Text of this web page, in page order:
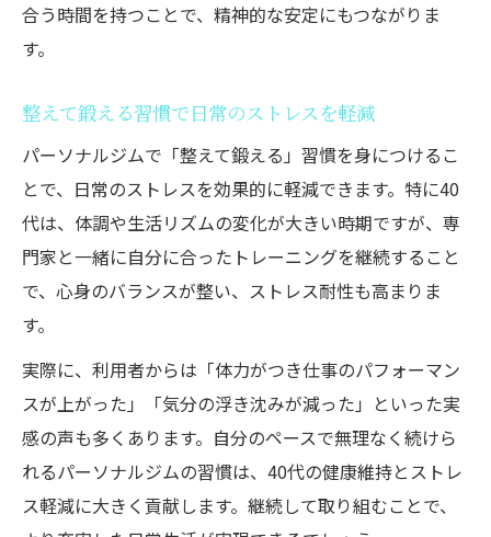
合う時間を持つことで、精神的な安定にもつながりま
す。
整えて鍛える習慣で日常のストレスを軽減
パーソナルジムで「整えて鍛える」習慣を身につけるこ
とで、日常のストレスを効果的に軽減できます。特に40
代は、体調や生活リズムの変化が大きい時期ですが、専
門家と一緒に自分に合ったトレーニングを継続すること
で、心身のバランスが整い、ストレス耐性も高まりま
す。
実際に、利用者からは「体力がつき仕事のパフォーマン
スが上がった」「気分の浮き沈みが減った」といった実
感の声も多くあります。自分のペースで無理なく続けら
れるパーソナルジムの習慣は、40代の健康維持とストレ
ス軽減に大きく貢献します。継続して取り組むことで、